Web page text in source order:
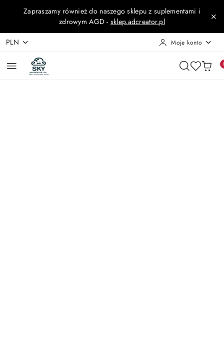
Przejdź do treści głównej
Przejdź do wyszukiwarki
Przejdź do moje konto
Przejdź do menu głównego
Przejdź do opisu produktu
Przejdź do stopki
Zapraszamy również do naszego sklepu z suplementami i
zdrowym AGD - sklep.adcreator.pl
PLN Moje konto